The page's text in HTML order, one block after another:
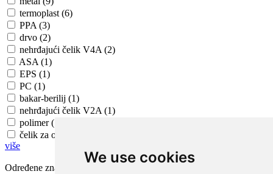
We use cookies
termoplast (6)
PPA (3)
drvo (2)
nehrđajući čelik V4A (2)
ASA (1)
EPS (1)
PC (1)
bakar-berilij (1)
nehrđajući čelik V2A (1)
polimer (1)
čelik za opruge (1)
više
Određene značajke LED trake